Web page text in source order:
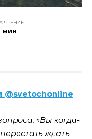
ЧТЕНИЕ
мин
@svetochonline
«Вы когда-
ждать